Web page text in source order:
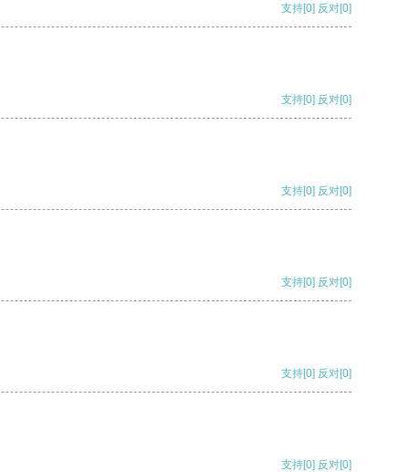
支持[0] 反对[0]
支持[0] 反对[0]
支持[0] 反对[0]
支持[0] 反对[0]
支持[0] 反对[0]
支持[0] 反对[0]